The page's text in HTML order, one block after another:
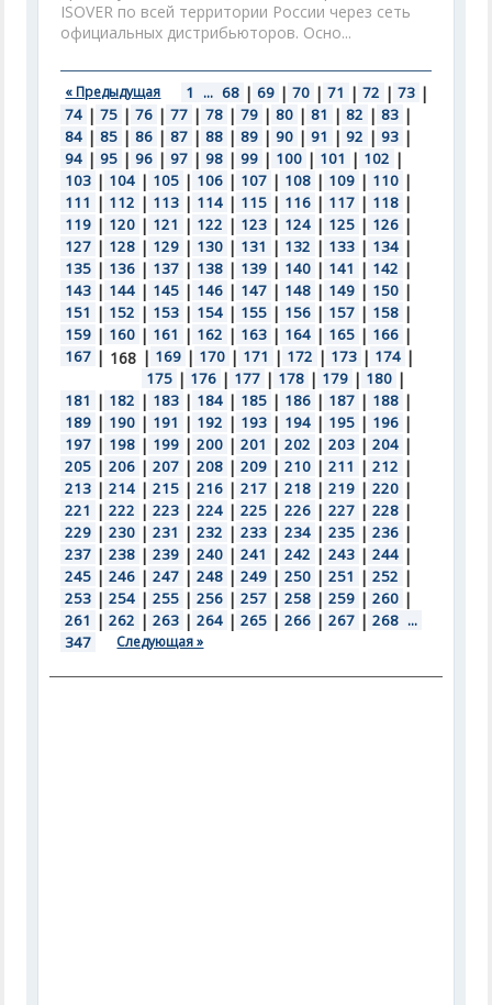
ISOVER по всей территории России через сеть
официальных дистрибьюторов. Осно...
« Предыдущая 1 ... 68 | 69 | 70 | 71 | 72 | 73 |
74 | 75 | 76 | 77 | 78 | 79 | 80 | 81 | 82 | 83 |
84 | 85 | 86 | 87 | 88 | 89 | 90 | 91 | 92 | 93 |
94 | 95 | 96 | 97 | 98 | 99 | 100 | 101 | 102 |
103 | 104 | 105 | 106 | 107 | 108 | 109 | 110 |
111 | 112 | 113 | 114 | 115 | 116 | 117 | 118 |
119 | 120 | 121 | 122 | 123 | 124 | 125 | 126 |
127 | 128 | 129 | 130 | 131 | 132 | 133 | 134 |
135 | 136 | 137 | 138 | 139 | 140 | 141 | 142 |
143 | 144 | 145 | 146 | 147 | 148 | 149 | 150 |
151 | 152 | 153 | 154 | 155 | 156 | 157 | 158 |
159 | 160 | 161 | 162 | 163 | 164 | 165 | 166 |
167 | 168 | 169 | 170 | 171 | 172 | 173 | 174 |
175 | 176 | 177 | 178 | 179 | 180 |
181 | 182 | 183 | 184 | 185 | 186 | 187 | 188 |
189 | 190 | 191 | 192 | 193 | 194 | 195 | 196 |
197 | 198 | 199 | 200 | 201 | 202 | 203 | 204 |
205 | 206 | 207 | 208 | 209 | 210 | 211 | 212 |
213 | 214 | 215 | 216 | 217 | 218 | 219 | 220 |
221 | 222 | 223 | 224 | 225 | 226 | 227 | 228 |
229 | 230 | 231 | 232 | 233 | 234 | 235 | 236 |
237 | 238 | 239 | 240 | 241 | 242 | 243 | 244 |
245 | 246 | 247 | 248 | 249 | 250 | 251 | 252 |
253 | 254 | 255 | 256 | 257 | 258 | 259 | 260 |
261 | 262 | 263 | 264 | 265 | 266 | 267 | 268 ...
347
Следующая »